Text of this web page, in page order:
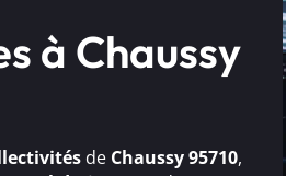
à Chaussy
de Chaussy 95710,